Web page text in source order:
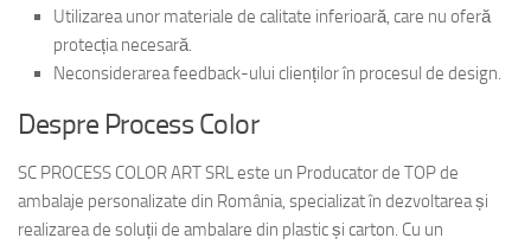
Utilizarea unor materiale de calitate inferioară, care nu oferă
protecția necesară.
Neconsiderarea feedback-ului clienților în procesul de design.
Despre Process Color
SC PROCESS COLOR ART SRL este un Producator de TOP de
ambalaje personalizate din România, specializat în dezvoltarea și
realizarea de soluții de ambalare din plastic și carton. Cu un